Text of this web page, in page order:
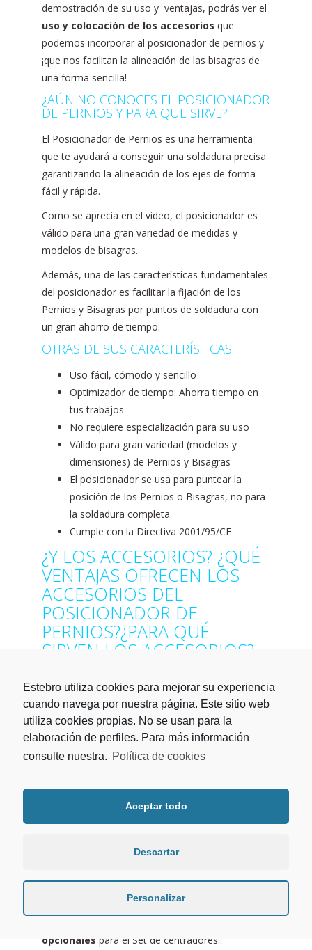
demostración de su uso y ventajas, podrás ver el
uso y colocación de los accesorios que
podemos incorporar al posicionador de pernios y
¡que nos facilitan la alineación de las bisagras de
una forma sencilla!
¿AÚN NO CONOCES EL POSICIONADOR
DE PERNIOS Y PARA QUE SIRVE?
El Posicionador de Pernios es una herramienta
que te ayudará a conseguir una soldadura precisa
garantizando la alineación de los ejes de forma
fácil y rápida.
Como se aprecia en el video, el posicionador es
válido para una gran variedad de medidas y
modelos de bisagras.
Además, una de las características fundamentales
del posicionador es facilitar la fijación de los
Pernios y Bisagras por puntos de soldadura con
un gran ahorro de tiempo.
OTRAS DE SUS CARACTERÍSTICAS:
Uso fácil, cómodo y sencillo
Optimizador de tiempo: Ahorra tiempo en
tus trabajos
No requiere especialización para su uso
Válido para gran variedad (modelos y
dimensiones) de Pernios y Bisagras
El posicionador se usa para puntear la
posición de los Pernios o Bisagras, no para
la soldadura completa.
Cumple con la Directiva 2001/95/CE
¿Y LOS ACCESORIOS? ¿QUÉ
VENTAJAS OFRECEN LOS
ACCESORIOS DEL
POSICIONADOR DE
PERNIOS?¿PARA QUÉ
SIRVEN LOS ACCESORIOS?
Gracias a los imanes del Set de bases con imán
(Cod PO-0120) el Posicionador queda
fuertemente fijado al perfil lo que facilita la
alineación de los pernios incluso en perfiles en
El set de centradores permite ajustar la
El Posicionador de Pernios (Cod. PO-01) incorpora
por defecto un set de centradores de Ø4 mm.
opcionales para el Set de centradores::
Estebro utiliza cookies para mejorar su experiencia
cuando navega por nuestra página. Este sitio web
utiliza cookies propias. No se usan para la
elaboración de perfiles. Para más información
consulte nuestra. Política de cookies
Aceptar todo
Descartar
Personalizar